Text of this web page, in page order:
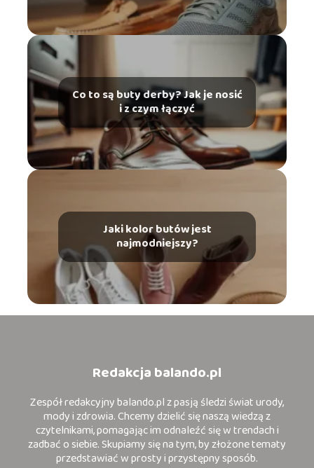
Co to są buty derby? Jak je nosić
i z czym łączyć
Jaki kolor butów jest
najmodniejszy?
Redakcja balando.pl
Zespół redakcyjny balando.pl z pasją śledzi świat urody,
mody i zdrowia. Chcemy dzielić się naszą wiedzą z
czytelnikami, pomagając im odnaleźć się w trendach i
zadbać o siebie. Skupiamy się na tym, by złożone tematy
przedstawiać w prosty i przystępny sposób.